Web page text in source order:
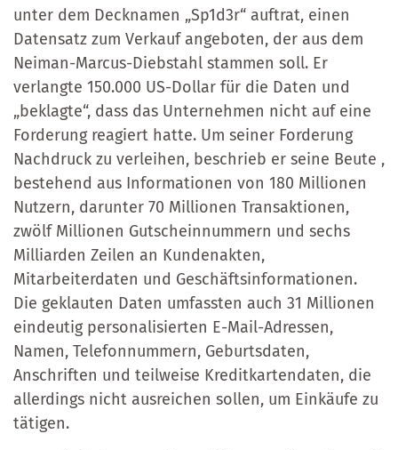
unter dem Decknamen „Sp1d3r“ auftrat, einen
Datensatz zum Verkauf angeboten, der aus dem
Neiman-Marcus-Diebstahl stammen soll. Er
verlangte 150.000 US-Dollar für die Daten und
„beklagte“, dass das Unternehmen nicht auf eine
Forderung reagiert hatte. Um seiner Forderung
Nachdruck zu verleihen, beschrieb er seine Beute ,
bestehend aus Informationen von 180 Millionen
Nutzern, darunter 70 Millionen Transaktionen,
zwölf Millionen Gutscheinnummern und sechs
Milliarden Zeilen an Kundenakten,
Mitarbeiterdaten und Geschäftsinformationen.
Die geklauten Daten umfassten auch 31 Millionen
eindeutig personalisierten E-Mail-Adressen,
Namen, Telefonnummern, Geburtsdaten,
Anschriften und teilweise Kreditkartendaten, die
allerdings nicht ausreichen sollen, um Einkäufe zu
tätigen.